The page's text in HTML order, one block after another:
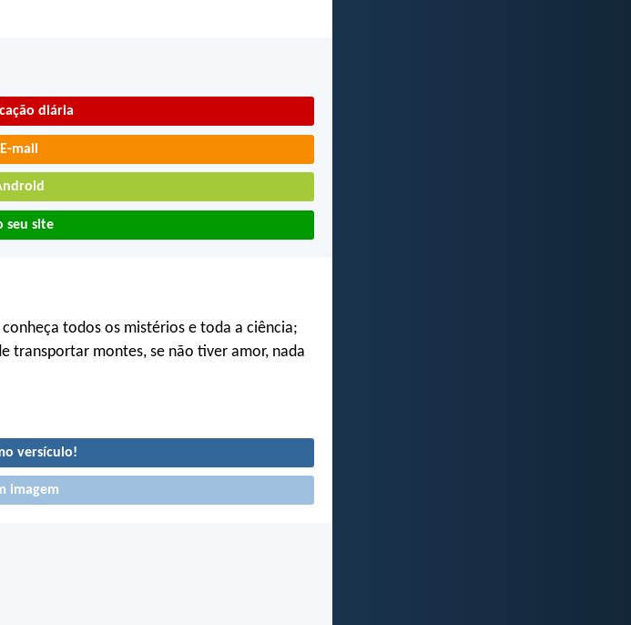
diária
E-mail
seu site
todos os mistérios e toda a ciência;
transportar montes, se não tiver amor, nada
versículo!
imagem